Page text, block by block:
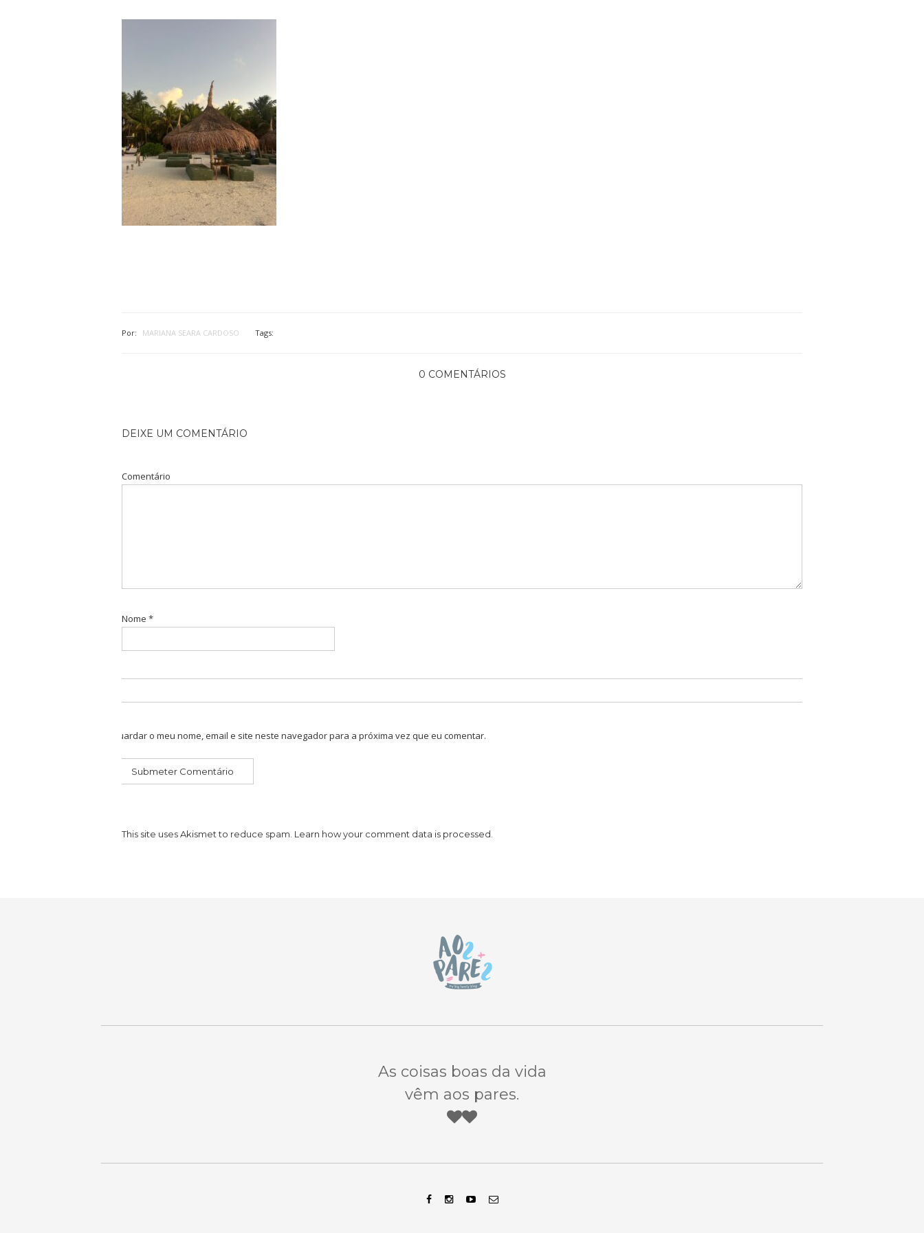
Por: MARIANA SEARA CARDOSO Tags:
0 COMENTÁRIOS
DEIXE UM COMENTÁRIO
Comentário
Nome *
Guardar o meu nome, email e site neste navegador para a próxima vez que eu comentar.
This site uses Akismet to reduce spam. Learn how your comment data is processed.
As coisas boas da vida
vêm aos pares.